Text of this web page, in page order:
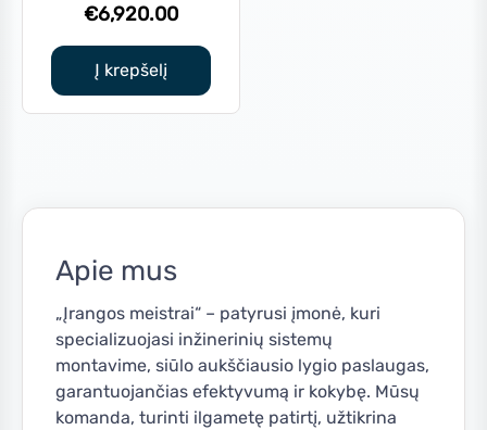
price
was:
€6,920.00Current
price
€6,920.00.
Į krepšelį
Apie mus
„Įrangos meistrai“ – patyrusi įmonė, kuri
specializuojasi inžinerinių sistemų
montavime, siūlo aukščiausio lygio paslaugas,
garantuojančias efektyvumą ir kokybę. Mūsų
komanda, turinti ilgametę patirtį, užtikrina